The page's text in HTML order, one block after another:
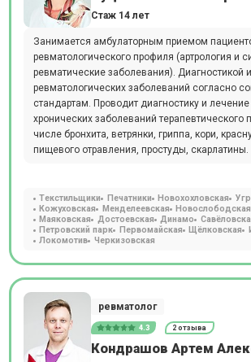
Стаж 14 лет
Занимается амбулаторным приемом
ревматологического профиля (артрология и
ревматические заболевания). Диагностикой
ревматологических заболеваний согласно
стандартам. Проводит диагностику и лечение
хронических заболеваний терапевтического
числе бронхита, ветрянки, гриппа, кори,
пищевого отравления, простуды, скарлатины.
Текстильщики Печатники Новохохловская
Кожуховская
Менделеевская Новослободская
Маяковская
Достоевская Динамо
Петровский парк
Первомайская Щёлковская
Локомотив
Черкизовская
ревматолог
4.3 2 отзыва
Кондрашов Артем